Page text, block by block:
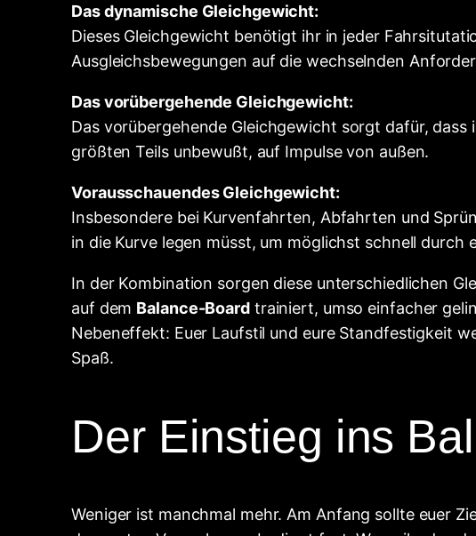
Das dynamische Gleichgewicht:
Dieses Gleichgewicht benötigt ihr in jeder
Ausgleichsbewegungen auf die wechselnden
Das vorübergehende Gleichgewicht:
Das vorübergehende Gleichgewicht sorgt dafür,
größten Teils unbewußt, auf Impulse von außen.
Vorausschauendes Gleichgewicht:
Insbesondere bei Kurvenfahrten, Abfahrten und
in die Kurve legen müsst, um möglichst schnell durch
In der Kombination sorgen diese unterschiedlichen
auf dem Balance-Boardtrainiert, umso einfacher
Nebeneffekt: Euer Laufstil und eure Standfestigkeit
Spaß.
Der Einstieg ins
Weniger ist manchmal mehr. Am Anfang sollte euer